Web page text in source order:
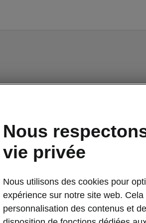
Nous
vie privée
Nous utilisons des cookies pour
expérience sur notre site web.
personnalisation des contenus et